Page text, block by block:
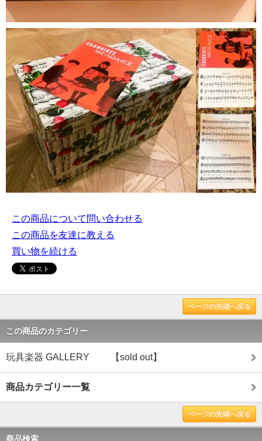
この商品について問い合わせる
この商品を友達に教える
買い物を続ける
ページの先頭へ戻る
この商品のカテゴリー
玩具楽器 GALLERY 【sold out】
商品カテゴリー一覧
ページの先頭へ戻る
商品検索